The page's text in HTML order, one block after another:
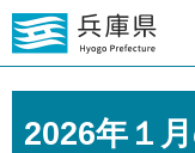
2026年１